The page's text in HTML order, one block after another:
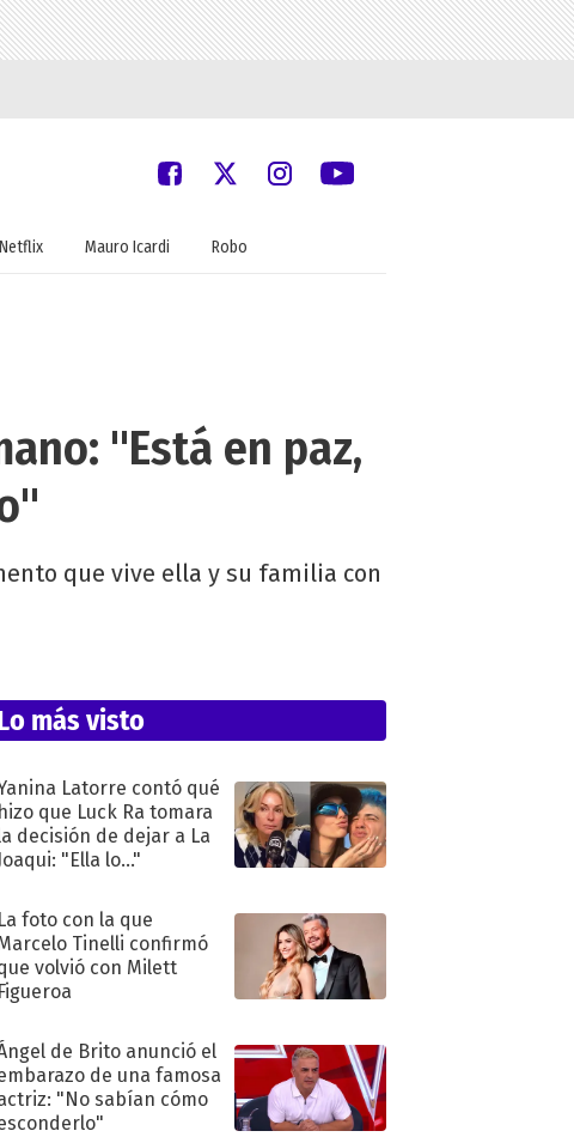
Netflix Mauro Icardi Robo
"Está en paz,
que vive ella y su familia con
más visto
Latorre contó qué
hizo que Luck Ra tomara
decisión de dejar a La
"Ella lo..."
La foto con la que
Tinelli confirmó
volvió con Milett
Figueroa
de Brito anunció el
de una famosa
"No sabían cómo